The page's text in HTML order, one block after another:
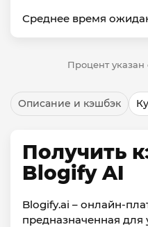
Среднее время
Процент указан
Описание и кэшбэк
Получить
Blogify AI
Blogify.ai – онлайн-
предназначенная